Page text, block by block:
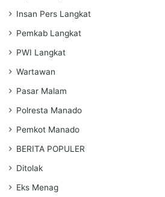
Insan Pers Langkat
Pemkab Langkat
PWI Langkat
Wartawan
Pasar Malam
Polresta Manado
Pemkot Manado
BERITA POPULER
Ditolak
Eks Menag